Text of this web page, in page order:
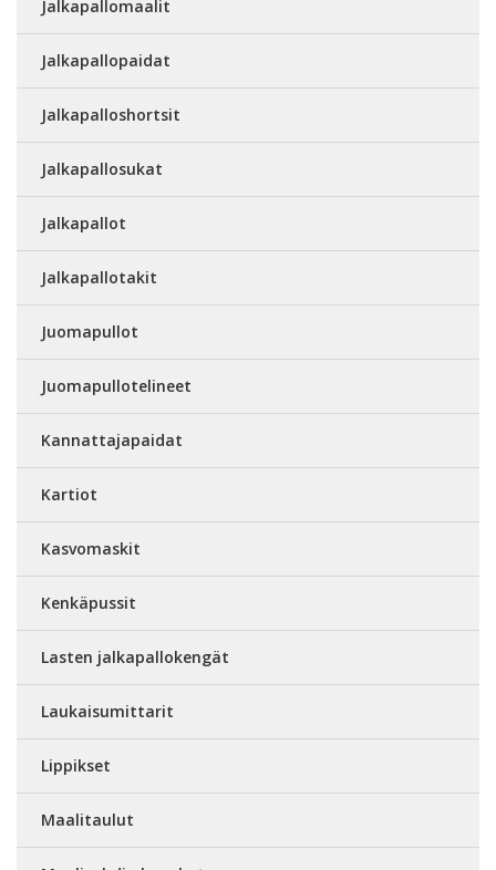
Jalkapallomaalit
Jalkapallopaidat
Jalkapalloshortsit
Jalkapallosukat
Jalkapallot
Jalkapallotakit
Juomapullot
Juomapullotelineet
Kannattajapaidat
Kartiot
Kasvomaskit
Kenkäpussit
Lasten jalkapallokengät
Laukaisumittarit
Lippikset
Maalitaulut